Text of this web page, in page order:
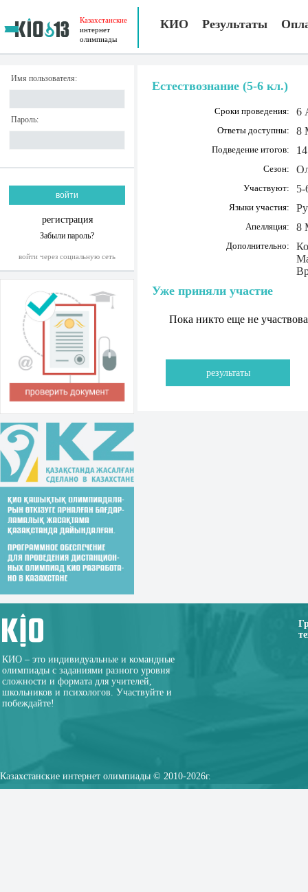
Казахстанские
интернет
олимпиады
КИО Результаты
Имя пользователя:
Пароль:
регистрация
Забыли пароль?
войти через социальную сеть
Естествознание (5-6 кл.)
Сроки проведения: 6
Ответы доступны: 8
Подведение итогов:
Сезон:
Участвуют: 5-
Языки участия:
Апелляция: 8
Дополнительно:
Уже приняли участие
Пока никто еще не
результаты
КИО – это индивидуальные и командные
олимпиады с заданиями разного уровня
сложности и формата для учителей,
школьников и психологов. Участвуйте и
побеждайте!
Казахстанские интернет олимпиады © 2010-2026г.